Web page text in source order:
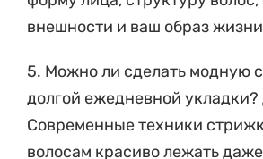
5. Можно ли сделать модную
долгой ежедневной укладки?
Современные техники
волосам красиво лежать даже